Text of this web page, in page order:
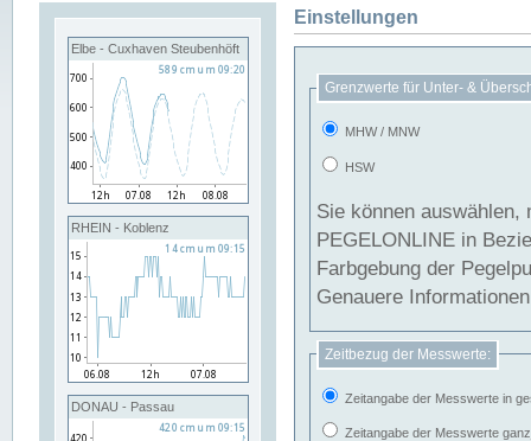
Elbe - Cuxhaven Steubenhöft
RHEIN - Koblenz
DONAU - Passau
Einstellungen
Grenzwerte für Unter- &
MHW / MNW
HSW
Sie können
PEGELONLINE in Beziehung
Farbgebung der
Genauere
Zeitbezug der Messwerte:
Zeitangabe der Messwerte in
Zeitangabe der Messwerte